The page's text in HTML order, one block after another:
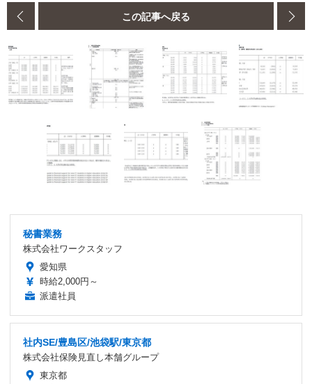
この記事へ戻る
秘書業務
株式会社ワークスタッフ
愛知県
時給2,000円～
派遣社員
社内SE/豊島区/池袋駅/東京都
株式会社保険見直し本舗グループ
東京都